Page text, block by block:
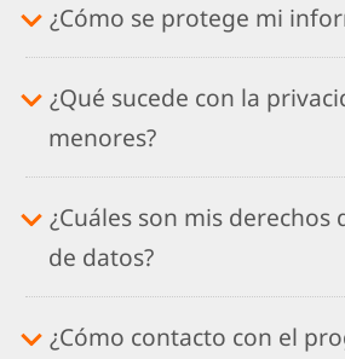
¿Cómo se protege mi
¿Qué sucede con la
menores?
¿Cuáles son mis derechos
de datos?
¿Cómo contacto con el